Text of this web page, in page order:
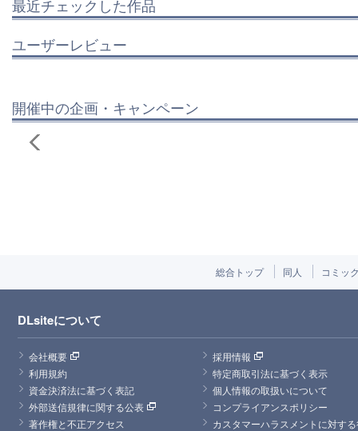
最近チェックした作品
ユーザーレビュー
開催中の企画・キャンペーン
総合トップ 同人 コミッ
DLsiteについて
会社概要
採用情報
利用規約
特定商取引法に基づく表示
資金決済法に基づく表記
個人情報の取扱いについて
外部送信規律に関する公表
コンプライアンスポリシー
著作権と不正アクセス
カスタマーハラスメントに対す